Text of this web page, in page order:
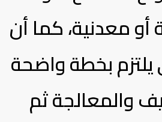
أو معدنية، كما أن
يلتزم بخطة واضحة
والمعالجة ثم